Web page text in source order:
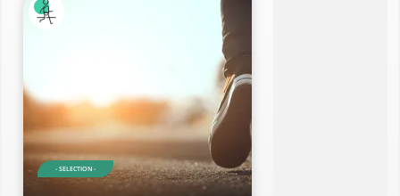
- SELECTION -